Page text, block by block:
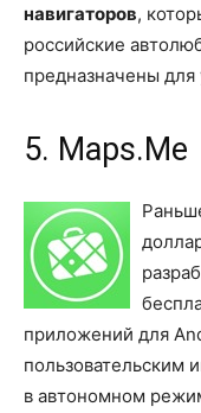
навигаторов,
российские
предназначены для
5. Maps.Me
приложений для
пользовательским
в автономном